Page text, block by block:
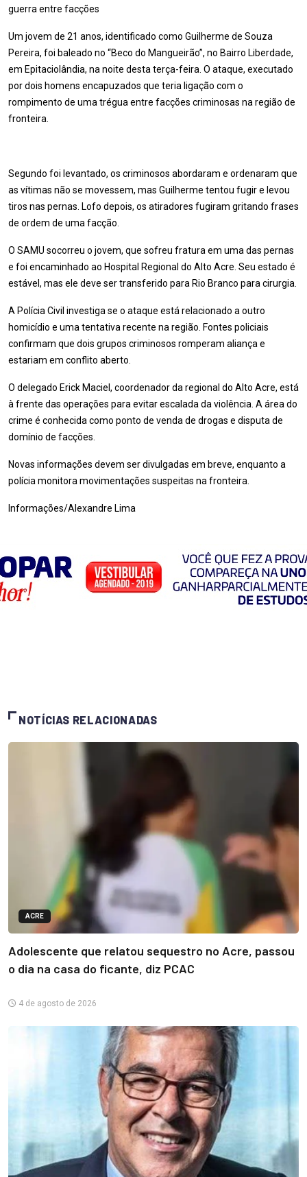
guerra entre facções
Um jovem de 21 anos, identificado como Guilherme de Souza
Pereira, foi baleado no “Beco do Mangueirão”, no Bairro Liberdade,
em Epitaciolândia, na noite desta terça-feira. O ataque, executado
por dois homens encapuzados que teria ligação com o
rompimento de uma trégua entre facções criminosas na região de
fronteira.
Segundo foi levantado, os criminosos abordaram e ordenaram que
as vítimas não se movessem, mas Guilherme tentou fugir e levou
tiros nas pernas. Lofo depois, os atiradores fugiram gritando frases
de ordem de uma facção.
O SAMU socorreu o jovem, que sofreu fratura em uma das pernas
e foi encaminhado ao Hospital Regional do Alto Acre. Seu estado é
estável, mas ele deve ser transferido para Rio Branco para cirurgia.
A Polícia Civil investiga se o ataque está relacionado a outro
homicídio e uma tentativa recente na região. Fontes policiais
confirmam que dois grupos criminosos romperam aliança e
estariam em conflito aberto.
O delegado Erick Maciel, coordenador da regional do Alto Acre, está
à frente das operações para evitar escalada da violência. A área do
crime é conhecida como ponto de venda de drogas e disputa de
domínio de facções.
Novas informações devem ser divulgadas em breve, enquanto a
polícia monitora movimentações suspeitas na fronteira.
Informações/Alexandre Lima
NOTÍCIAS RELACIONADAS
ACRE
Adolescente que relatou sequestro no Acre, passou
o dia na casa do ficante, diz PCAC
4 de agosto de 2026